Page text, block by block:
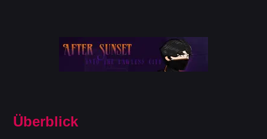
Überblick